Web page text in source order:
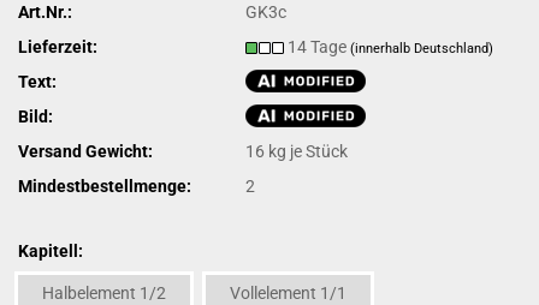
Art.Nr.:
GK3c
Lieferzeit:
14 Tage(innerhalb Deutschland)
Text:
Bild:
Versand Gewicht:
16 kg je Stück
Mindestbestellmenge:
2
Kapitell:
Halbelement 1/2 Vollelement 1/1